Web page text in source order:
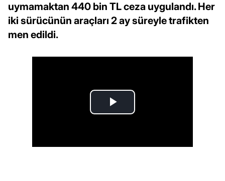
uymamaktan 440 bin TL ceza uygulandı. Her
iki sürücünün araçları 2 ay süreyle trafikten
men edildi.